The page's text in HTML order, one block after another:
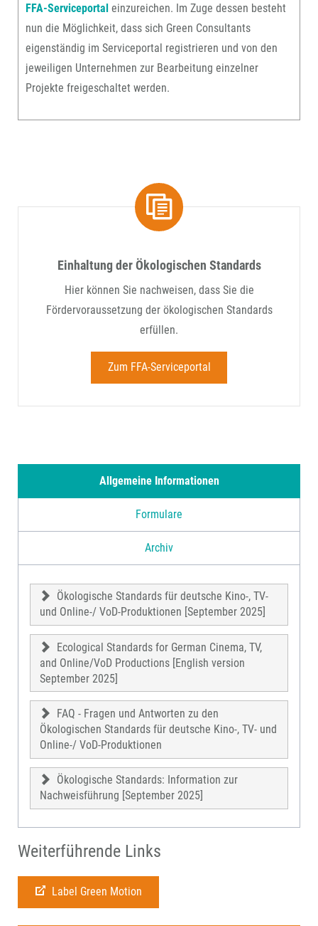
FFA-Serviceportaleinzureichen. Im Zuge dessen besteht
nun die Möglichkeit, dass sich Green Consultants
eigenständig im Serviceportal registrieren und von den
jeweiligen Unternehmen zur Bearbeitung einzelner
Projekte freigeschaltet werden.
Einhaltung der Ökologischen Standards
Hier können Sie nachweisen, dass Sie die
Fördervoraussetzung der ökologischen Standards
erfüllen.
Zum FFA-Serviceportal
Allgemeine Informationen
Formulare
Archiv
Ökologische Standards für deutsche Kino-, TV-
und Online-/ VoD-Produktionen [September 2025]
Ecological Standards for German Cinema, TV,
and Online/VoD Productions [English version
September 2025]
FAQ - Fragen und Antworten zu den
Ökologischen Standards für deutsche Kino-, TV- und
Online-/ VoD-Produktionen
Ökologische Standards: Information zur
Nachweisführung [September 2025]
Weiterführende Links
Label Green Motion